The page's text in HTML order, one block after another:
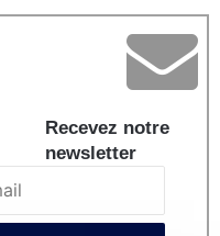
Recevez notre
newsletter